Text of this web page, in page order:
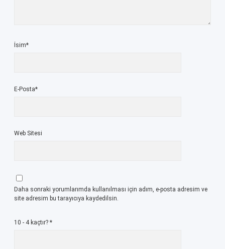
İsim*
E-Posta*
Web Sitesi
Daha sonraki yorumlarımda kullanılması için adım, e-posta adresim ve
site adresim bu tarayıcıya kaydedilsin.
10 - 4 kaçtır? *